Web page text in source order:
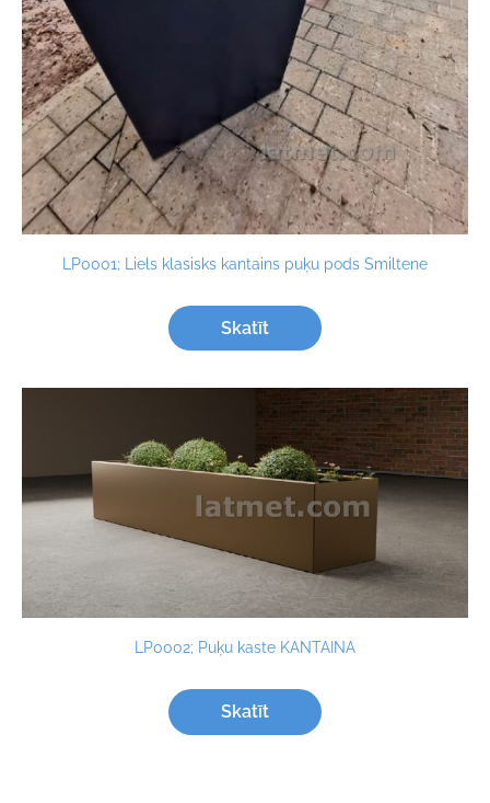
LP0001; Liels klasisks kantains puķu pods Smiltene
Skatīt
LP0002; Puķu kaste KANTAINA
Skatīt